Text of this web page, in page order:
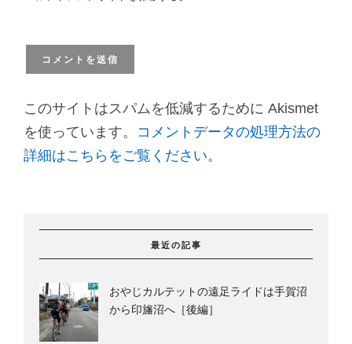
このサイトはスパムを低減するために Akismet
を使っています。 コメントデータの処理方法の
詳細はこちらをご覧ください。
最近の記事
おやじカルテットの遠足ライドは手賀沼
から印旛沼へ［後編］